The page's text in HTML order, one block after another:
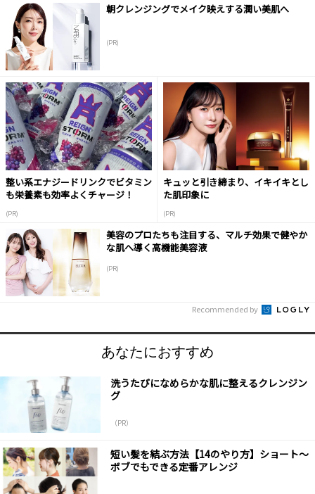
朝クレンジングでメイク映えする潤い美肌へ
(PR)
整い系エナジードリンクでビタミン
も栄養素も効率よくチャージ！
(PR)
キュッと引き締まり、イキイキとし
た肌印象に
(PR)
美容のプロたちも注目する、マルチ効果で健やか
な肌へ導く高機能美容液
(PR)
Recommended by
あなたにおすすめ
洗うたびになめらかな肌に整えるクレンジン
グ
（PR）
短い髪を結ぶ方法【14のやり方】ショート～
ボブでもできる定番アレンジ